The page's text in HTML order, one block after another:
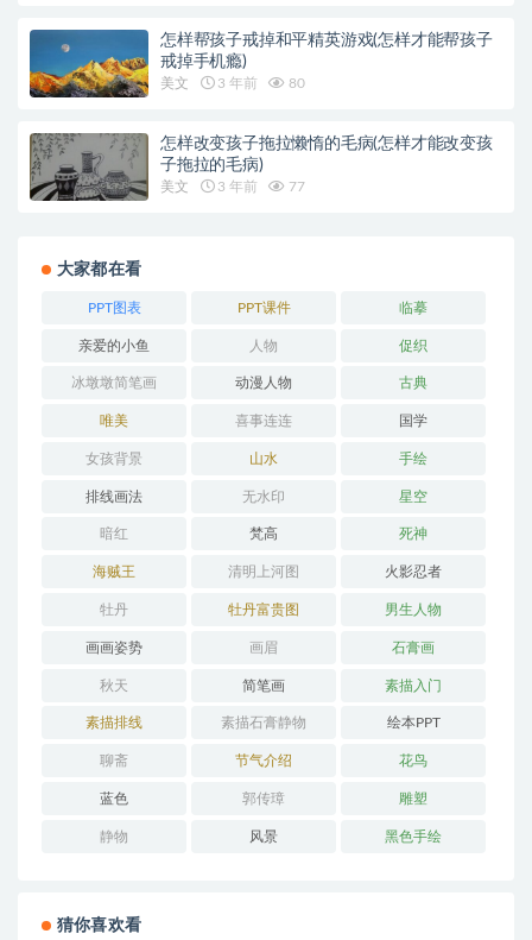
怎样帮孩子戒掉和平精英游戏(怎样才能帮孩子
戒掉手机瘾)
美文 3 年前 80
怎样改变孩子拖拉懒惰的毛病(怎样才能改变孩
子拖拉的毛病)
美文 3 年前 77
大家都在看
PPT图表 PPT课件 临摹
亲爱的小鱼 人物 促织
冰墩墩简笔画 动漫人物 古典
唯美 喜事连连 国学
女孩背景 山水 手绘
排线画法 无水印 星空
暗红 梵高 死神
海贼王 清明上河图 火影忍者
牡丹 牡丹富贵图 男生人物
画画姿势 画眉 石膏画
秋天 简笔画 素描入门
素描排线 素描石膏静物 绘本PPT
聊斋 节气介绍 花鸟
蓝色 郭传璋 雕塑
静物 风景 黑色手绘
猜你喜欢看